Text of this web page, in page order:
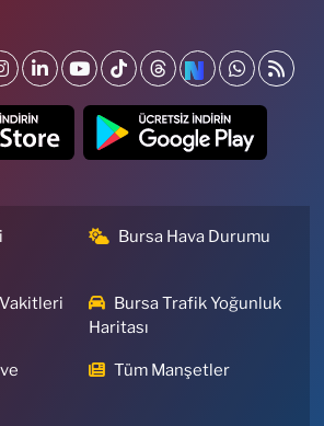
Bursa Hava Durumu
Bursa Trafik Yoğunluk
Haritası
Tüm Manşetler